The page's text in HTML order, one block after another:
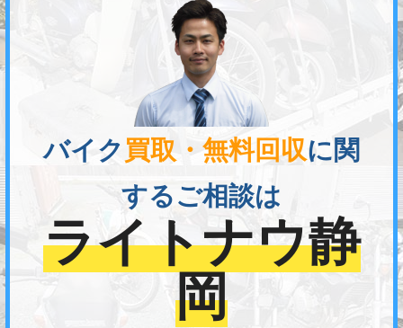
バイク 買取・無料回収に関
するご相談は
ライトナウ静
岡